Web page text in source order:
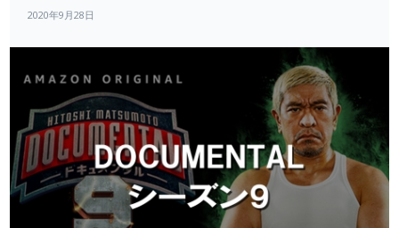
2020年9月28日